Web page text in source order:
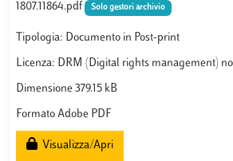
1807.11864.pdf Solo gestori archivio
Tipologia: Documento in Post-print
Licenza: DRM (Digital rights management)
Dimensione 379.15 kB
Formato Adobe PDF
Visualizza/Apri